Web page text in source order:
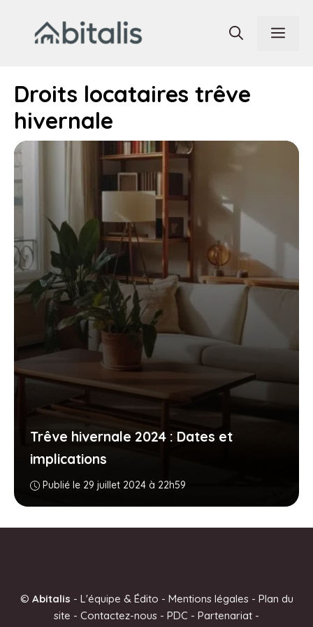
contenu
Droits locataires trêve
hivernale
Trêve hivernale 2024 : Dates et
implications
Publié le 29 juillet 2024 à 22h59
© Abitalis - L'équipe & Édito - Mentions légales- Plan du
site - Contactez-nous - PDC - Partenariat -